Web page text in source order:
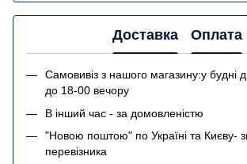
Доставка Оплата
Самовивіз з нашого магазину:у будні
до 18-00 вечору
В інший час - за домовленістю
"Новою поштою" по Україні та Києву-
перевізника